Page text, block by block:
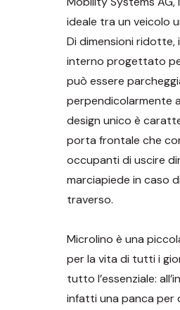
ideale tra un veicolo
Di dimensioni ridotte,
interno progettato
può essere
perpendicolarmente
design unico è
porta frontale che
occupanti di uscire
marciapiede in caso
traverso.
Microlino è una
per la vita di tutti i
tutto l’essenziale:
infatti una panca per